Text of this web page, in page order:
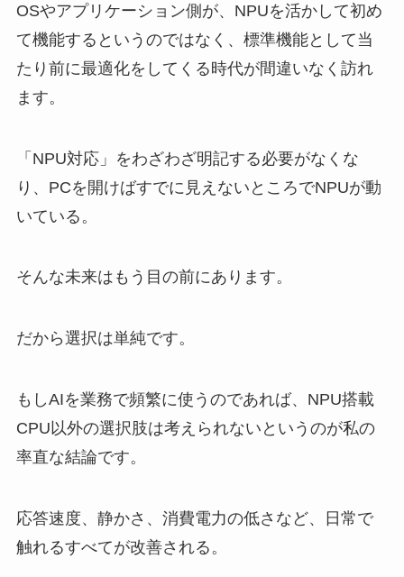
OSやアプリケーション側が、NPUを活かして初め
て機能するというのではなく、標準機能として当
たり前に最適化をしてくる時代が間違いなく訪れ
ます。
「NPU対応」をわざわざ明記する必要がなくな
り、PCを開けばすでに見えないところでNPUが動
いている。
そんな未来はもう目の前にあります。
だから選択は単純です。
もしAIを業務で頻繁に使うのであれば、NPU搭載
CPU以外の選択肢は考えられないというのが私の
率直な結論です。
応答速度、静かさ、消費電力の低さなど、日常で
触れるすべてが改善される。